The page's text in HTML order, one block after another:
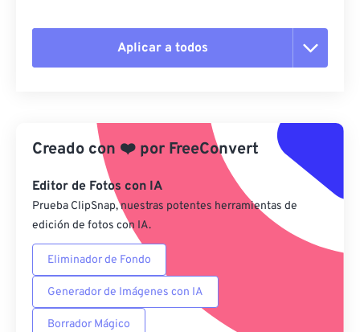
Aplicar a todos
Aplicar desde el ajuste preestablecido
Guardar como preestablecido
Creado con ❤️ por FreeConvert
Editor de Fotos con IA
Prueba ClipSnap, nuestras potentes herramientas de
edición de fotos con IA.
Eliminador de Fondo
Generador de Imágenes con IA
Borrador Mágico